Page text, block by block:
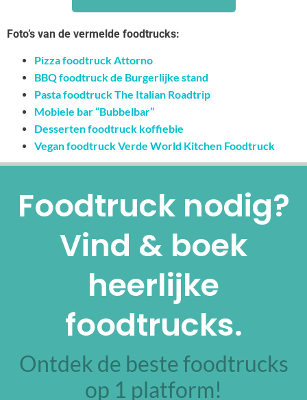
Foto’s van de vermelde foodtrucks:
Pizza foodtruck Attorno
BBQ foodtruck de Burgerlijke stand
Pasta foodtruck The Italian Roadtrip
Mobiele bar “Bubbelbar”
Desserten foodtruck koffiebie
Vegan foodtruck Verde World Kitchen Foodtruck
Foodtruck nodig?
Vind & boek
heerlijke
foodtrucks.
Ontdek de beste foodtrucks
op 1 platform!